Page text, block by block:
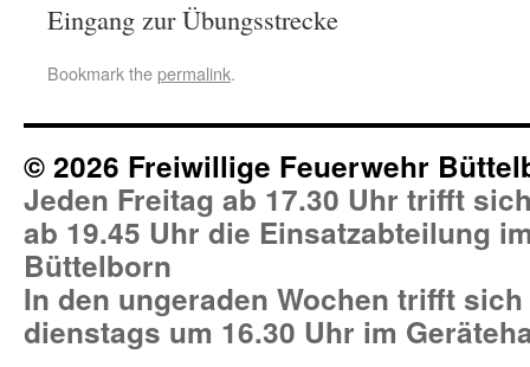
Eingang zur Übungsstrecke
Bookmark thepermalink.
© 2026 Freiwillige Feuerwehr
Jeden Freitag ab 17.30 Uhr trifft
ab 19.45 Uhr die Einsatzabteilung
Büttelborn
In den ungeraden Wochen trifft
dienstags um 16.30 Uhr im